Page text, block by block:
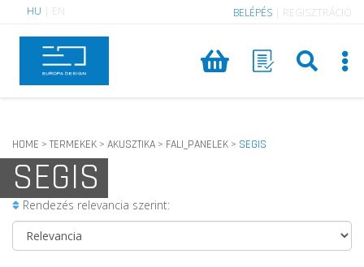
HU EN BELÉPÉS REGISZTRÁCIÓ
HOME > TERMEKEK > AKUSZTIKA > FALI_PANELEK > SEGIS
SEGIS
Rendezés relevancia szerint: